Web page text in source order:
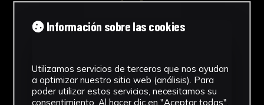
Durante los años 1920 y 1930 las Compañías
sus anuncios, estrellas de cine, atletas,
cantantes famosos, y reconocidas
personalidades de la alta sociedad
1952
Técnica
Información sobre las cookies
Utilizamos servicios de terceros que nos ayudan
a optimizar nuestro sitio web (análisis). Para
poder utilizar estos servicios, necesitamos su
consentimiento. Al hacer clic en "Aceptar todas",